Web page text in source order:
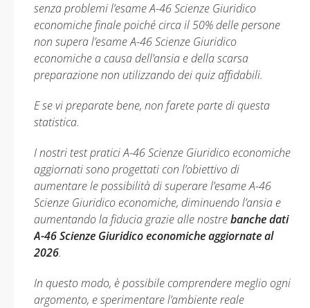
senza problemi l’esame A-46 Scienze Giuridico
economiche finale poiché circa il 50% delle persone
non supera l’esame A-46 Scienze Giuridico
economiche a causa dell’ansia e della scarsa
preparazione non utilizzando dei quiz affidabili.
E se vi preparate bene, non farete parte di questa
statistica.
I nostri test pratici A-46 Scienze Giuridico economiche
aggiornati sono progettati con l’obiettivo di
aumentare le possibilità di superare l’esame A-46
Scienze Giuridico economiche, diminuendo l’ansia e
aumentando la fiducia grazie alle nostrebanche dati
A-46 Scienze Giuridico economiche aggiornate al
2026.
In questo modo, è possibile comprendere meglio ogni
argomento, e sperimentare l’ambiente reale